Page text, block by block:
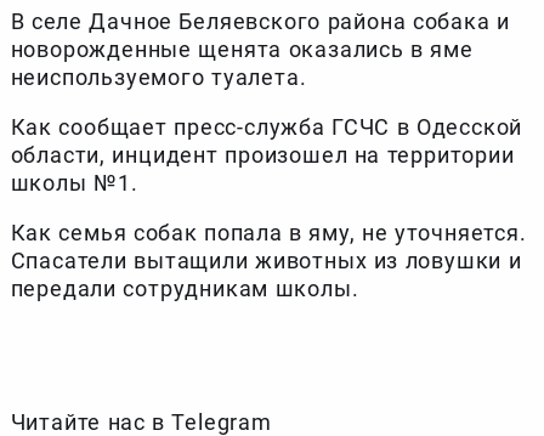
В селе Дачное Беляевского района собака и
новорожденные щенята оказались в яме
неиспользуемого туалета.
Как сообщает пресс-служба ГСЧС в Одесской
области, инцидент произошел на территории
школы №1.
Как семья собак попала в яму, не уточняется.
Спасатели вытащили животных из ловушки и
передали сотрудникам школы.
Читайте нас в Telegram